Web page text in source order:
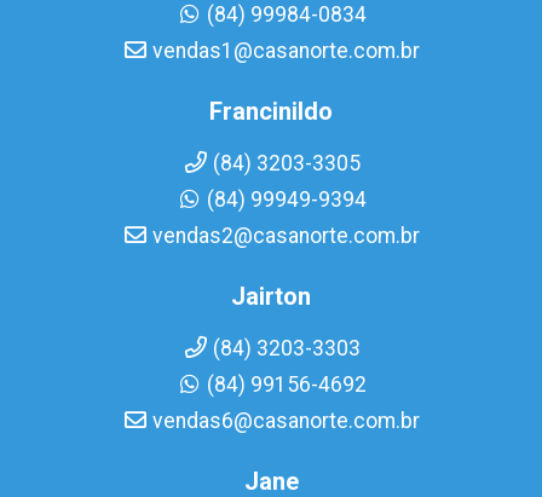
(84) 99984-0834
vendas1@casanorte.com.br
Francinildo
(84) 3203-3305
(84) 99949-9394
vendas2@casanorte.com.br
Jairton
(84) 3203-3303
(84) 99156-4692
vendas6@casanorte.com.br
Jane